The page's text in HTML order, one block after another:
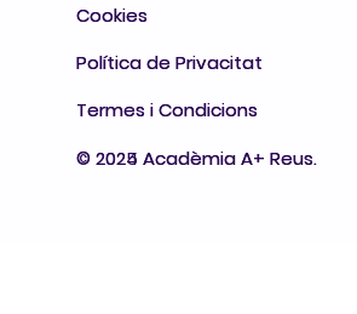
Cookies
Política de Privacitat
Termes i Condicions
© 2024 Acadèmia A+ Reus.
Cookies
Política de Privacitat
Termes i Condicions
© 2025 Acadèmia A+ Reus.